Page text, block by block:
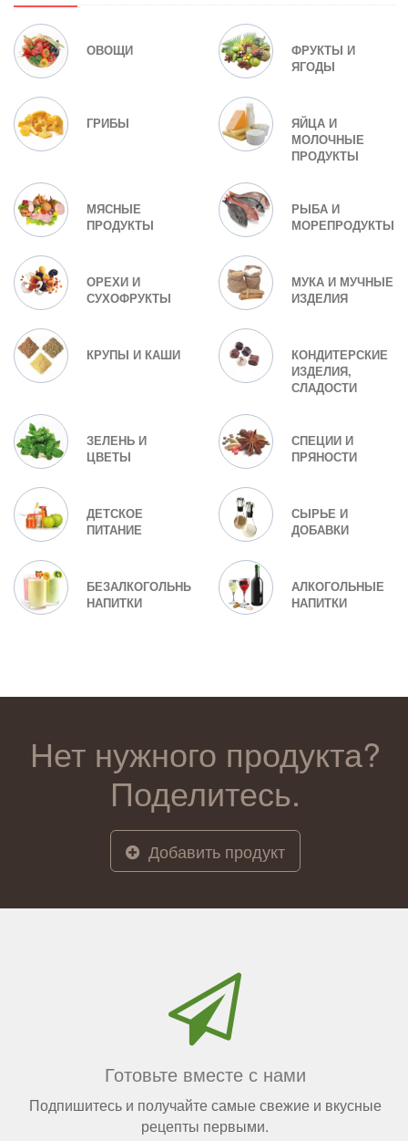
ОВОЩИ
ФРУКТЫ И
ЯГОДЫ
ГРИБЫ
ЯЙЦА И
МОЛОЧНЫЕ
ПРОДУКТЫ
МЯСНЫЕ
ПРОДУКТЫ
РЫБА И
МОРЕПРОДУКТЫ
ОРЕХИ И
СУХОФРУКТЫ
МУКА И МУЧНЫЕ
ИЗДЕЛИЯ
КРУПЫ И КАШИ
КОНДИТЕРСКИЕ
ИЗДЕЛИЯ,
СЛАДОСТИ
ЗЕЛЕНЬ И
ЦВЕТЫ
СПЕЦИИ И
ПРЯНОСТИ
ДЕТСКОЕ
ПИТАНИЕ
СЫРЬЕ И
ДОБАВКИ
БЕЗАЛКОГОЛЬНЫЕ
НАПИТКИ
АЛКОГОЛЬНЫЕ
НАПИТКИ
Нет нужного продукта?
Поделитесь.
Добавить продукт
Готовьте вместе с нами
Подпишитесь и получайте самые свежие и вкусные
рецепты первыми.